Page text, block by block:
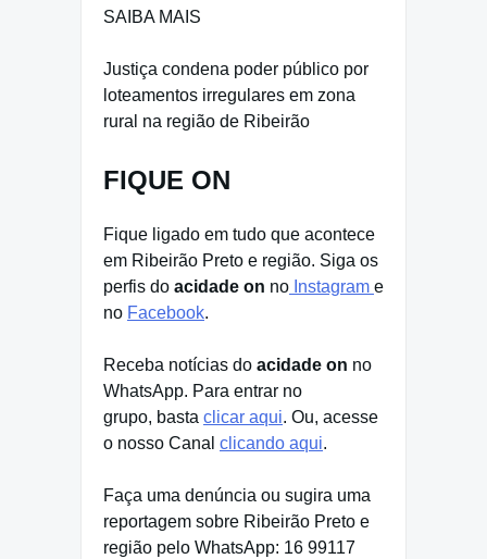
SAIBA MAIS
Justiça condena poder público por
loteamentos irregulares em zona
rural na região de Ribeirão
FIQUE ON
Fique ligado em tudo que acontece
em Ribeirão Preto e região. Siga os
perfis do acidade on no Instagram e
no Facebook.
Receba notícias do acidade on no
WhatsApp. Para entrar no
grupo, basta clicar aqui. Ou, acesse
o nosso Canal clicando aqui.
Faça uma denúncia ou sugira uma
reportagem sobre Ribeirão Preto e
região pelo WhatsApp: 16 99117